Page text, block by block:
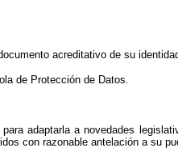
acreditativo de su
de Protección de Datos.
adaptarla a novedades
con razonable antelación a su